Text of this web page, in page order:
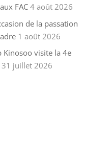
FAC 4 août 2026
de la passation
1 août 2026
Kinosoo visite la 4e
31 juillet 2026